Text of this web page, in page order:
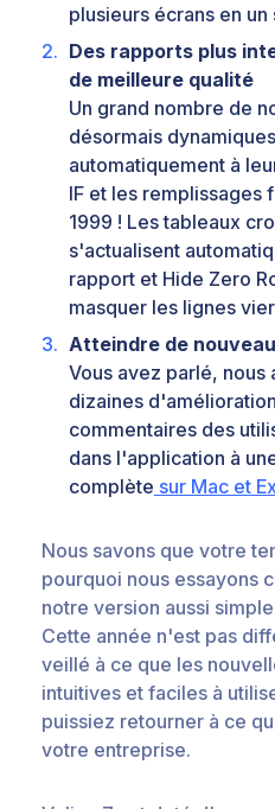
plusieurs écrans en un
Des rapports plus
de meilleure qualité
Un grand nombre de
désormais
automatiquement à
IF et les remplissages
1999 ! Les tableaux
s'actualisent
rapport et Hide Zero
masquer les lignes
Atteindre de
Vous avez parlé, nous
dizaines
commentaires des
dans l'application à
complète sur Mac et
Nous savons que votre
pourquoi nous essayons
notre version aussi
Cette année n'est pas
veillé à ce que les
intuitives et faciles à
puissiez retourner à ce
votre entreprise.